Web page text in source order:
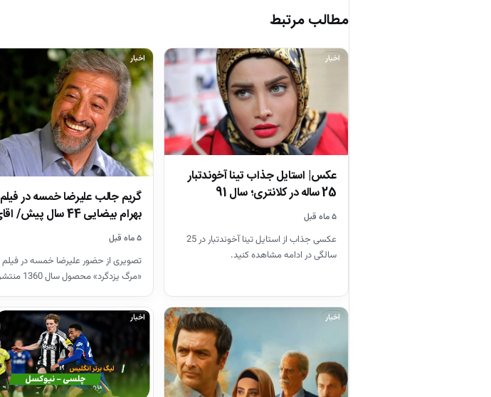
مطالب مرتبط
اخبار
عکس| استایل جذاب تینا آخوندتبار
25 ساله در کلانتری؛ سال 91
۵ ماه قبل
عکسی جذاب از استایل تینا آخوندتبار در 25
سالگی در ادامه مشاهده کنید.
اخبار
گریم جالب علیرضا خمسه در فیلم
بهرام بیضایی 44 سال پیش/ اقای…
۵ ماه قبل
تصویری از حضور علیرضا خمسه در فیلم
«مرگ یزدگرد» محصول سال 1360 منتشر شد.
اخبار اخبار